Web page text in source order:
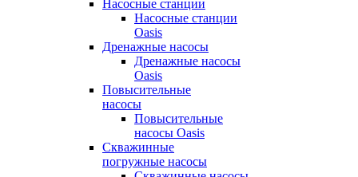
Насосные станции
Насосные станции
Oasis
Дренажные насосы
Дренажные насосы
Oasis
Повысительные
насосы
Повысительные
насосы Oasis
Скважинные
погружные насосы